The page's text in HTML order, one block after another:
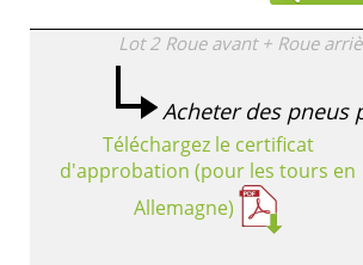
Lot 2 Roue avant + Roue
Acheter des pneus
Téléchargez le certificat
d'approbation (pour les tours en
Allemagne)